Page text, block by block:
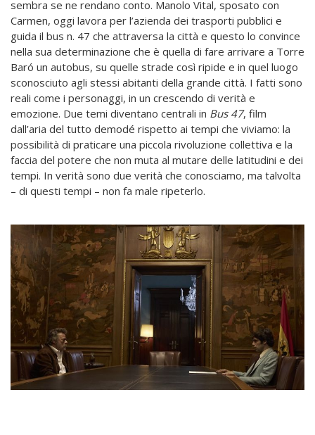
sembra se ne rendano conto. Manolo Vital, sposato con
Carmen, oggi lavora per l’azienda dei trasporti pubblici e
guida il bus n. 47 che attraversa la città e questo lo convince
nella sua determinazione che è quella di fare arrivare a Torre
Baró un autobus, su quelle strade così ripide e in quel luogo
sconosciuto agli stessi abitanti della grande città. I fatti sono
reali come i personaggi, in un crescendo di verità e
emozione. Due temi diventano centrali in Bus 47, film
dall’aria del tutto demodé rispetto ai tempi che viviamo: la
possibilità di praticare una piccola rivoluzione collettiva e la
faccia del potere che non muta al mutare delle latitudini e dei
tempi. In verità sono due verità che conosciamo, ma talvolta
– di questi tempi – non fa male ripeterlo.